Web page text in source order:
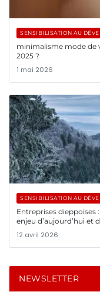
SENSIBILISATION AU
minimalisme mode de
2025 ?
1 mai 2026
SENSIBILISATION AU
Entreprises dieppoises
enjeu d’aujourd’hui et
12 avril 2026
NEWSLETTER